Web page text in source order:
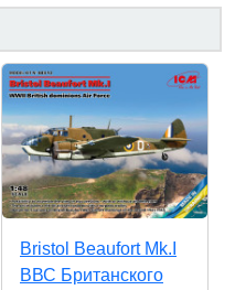
Bristol Beaufort Mk.I
ВВС Британского